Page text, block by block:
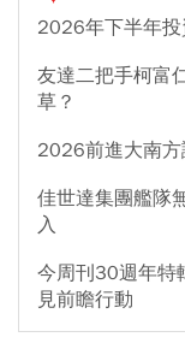
2026年下半年
友達二把手柯富
草？
2026前進大南方
佳世達集團艦隊
入
今周刊30週年特
見前瞻行動